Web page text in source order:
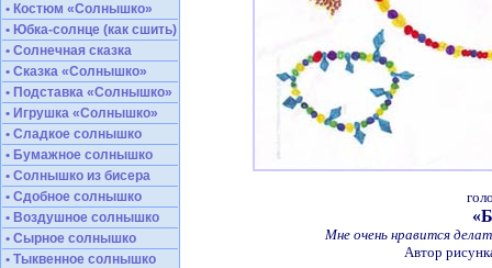
• Костюм «Солнышко»
• Юбка-солнце (как сшить)
• Солнечная сказка
• Сказка «Солнышко»
• Подставка «Солнышко»
• Игрушка «Солнышко»
• Сладкое солнышко
• Бумажное солнышко
• Солнышко из бисера
• Сдобное солнышко
• Воздушное солнышко
• Сырное солнышко
• Тыквенное солнышко
Мне очень нравится
Автор